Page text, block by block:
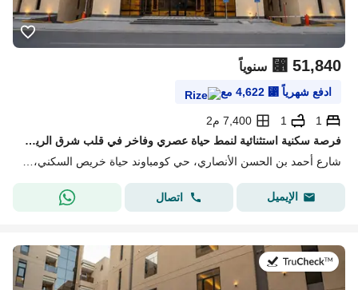
⃁ 51,840 سنوياً
ادفع شهرياً ⃁
4,622 مع
1
1
7,400 م2
فرصة سكنية استثنائية لنمط حياة عصري وفاخر في قلب شرق الرياض
الإيميل اتصال